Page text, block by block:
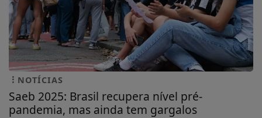
NOTÍCIAS
Saeb 2025: Brasil recupera nível pré-
pandemia, mas ainda tem gargalos